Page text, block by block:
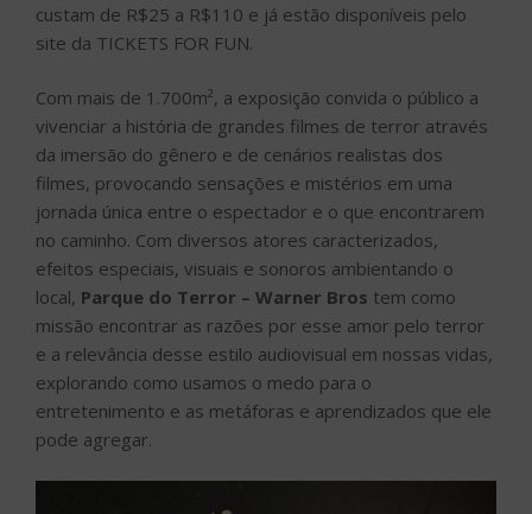
custam de R$25 a R$110 e já estão disponíveis pelo
site da TICKETS FOR FUN.
Com mais de 1.700m², a exposição convida o público a
vivenciar a história de grandes filmes de terror através
da imersão do gênero e de cenários realistas dos
filmes, provocando sensações e mistérios em uma
jornada única entre o espectador e o que encontrarem
no caminho. Com diversos atores caracterizados,
efeitos especiais, visuais e sonoros ambientando o
local, Parque do Terror – Warner Bros tem como
missão encontrar as razões por esse amor pelo terror
e a relevância desse estilo audiovisual em nossas vidas,
explorando como usamos o medo para o
entretenimento e as metáforas e aprendizados que ele
pode agregar.